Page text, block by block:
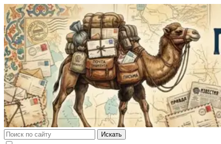
Искать